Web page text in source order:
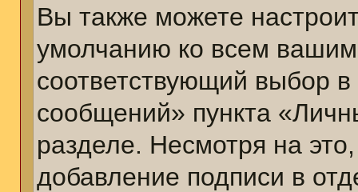
Вы также можете
умолчанию ко всем
соответствующий выбор
сообщений» пункта
разделе. Несмотря на
добавление подписи в